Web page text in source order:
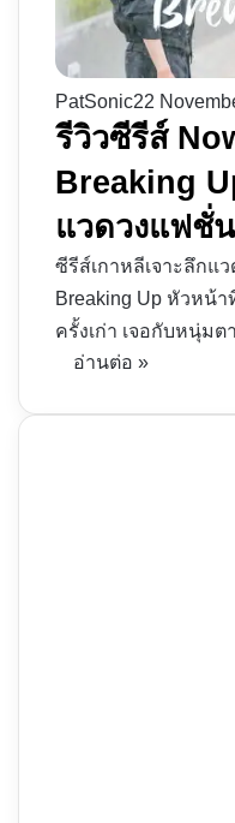
PatSonic22
รีวิวซีรีส์
Breaking
แวดวงแฟชั่น
ซีรีส์เกาหลีเจาะลึกแ
Breaking Up หัวหน้
ครั้งเก่า เจอกับหนุ่ม
อ่านต่อ »